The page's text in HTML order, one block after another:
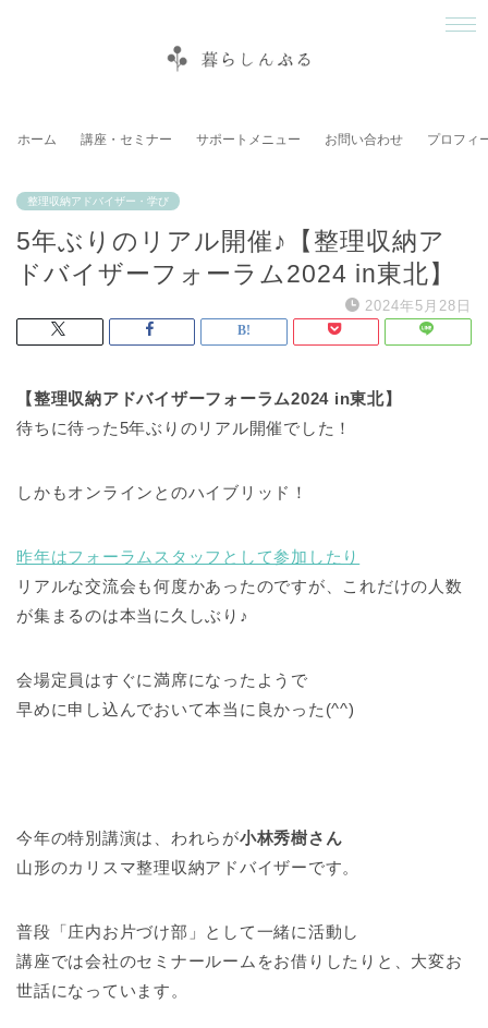
ホーム 講座・セミナー サポートメニュー お問い合わせ プロフィ
整理収納アドバイザー・学び
5年ぶりのリアル開催♪【整理収納ア
ドバイザーフォーラム2024 in東北】
2024年5月28日
【整理収納アドバイザーフォーラム2024 in東北】
待ちに待った5年ぶりのリアル開催でした！
しかもオンラインとのハイブリッド！
昨年はフォーラムスタッフとして参加したり
リアルな交流会も何度かあったのですが、これだけの人数
が集まるのは本当に久しぶり♪
会場定員はすぐに満席になったようで
早めに申し込んでおいて本当に良かった(^^)
今年の特別講演は、われらが小林秀樹さん
山形のカリスマ整理収納アドバイザーです。
普段「庄内お片づけ部」として一緒に活動し
講座では会社のセミナールームをお借りしたりと、大変お
世話になっています。